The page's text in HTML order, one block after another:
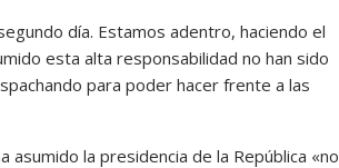
día. Estamos adentro, haciendo el
esta alta responsabilidad no han sido
para poder hacer frente a las
asumido la presidencia de la República «no